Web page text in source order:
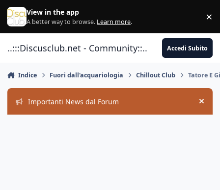
Vai al contenuto
View in the app
A better way to browse. Learn more. ×
..:::Discusclub.net - Community::.. Accedi Subito
Indice Fuori dall'acquariologia Chillout Club Tatore E
Importanti News dal Forum Hide